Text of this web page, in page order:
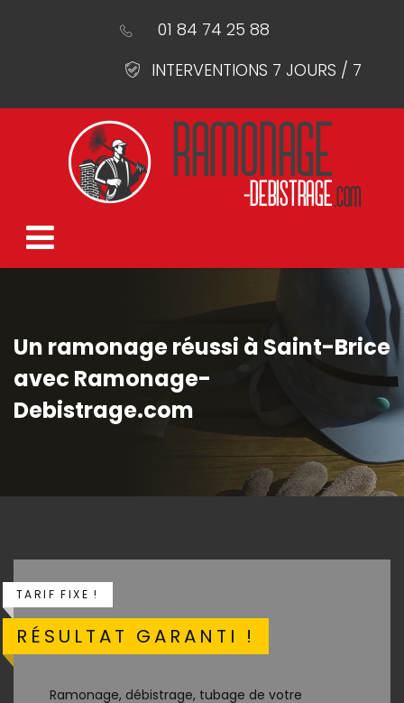
01 84 74 25 88
INTERVENTIONS 7 JOURS / 7
Un ramonage réussi à Saint-Brice
avec Ramonage-
Debistrage.com
TARIF FIXE !
RÉSULTAT GARANTI !
Ramonage, débistrage, tubage de votre